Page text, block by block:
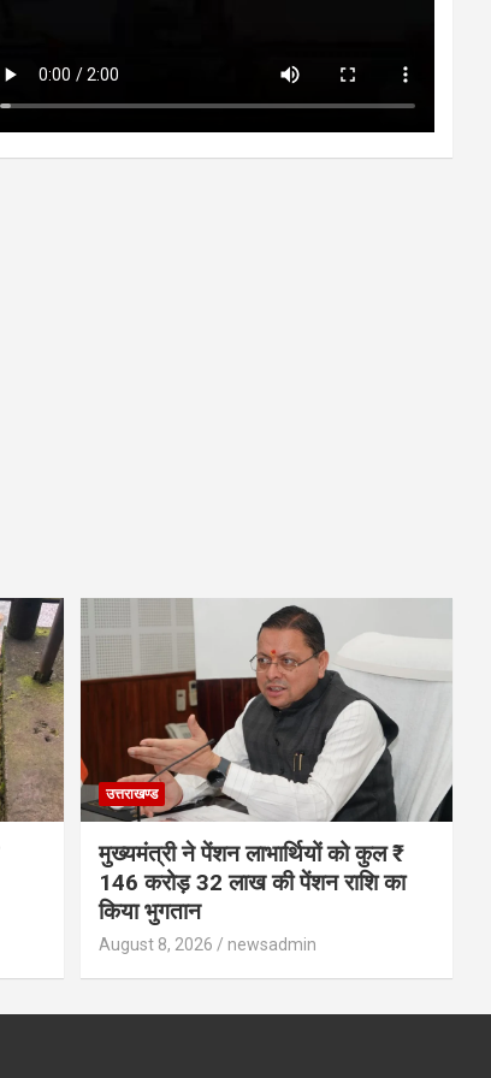
उत्तराखण्ड
मुख्यमंत्री ने पेंशन लाभार्थियों को कुल ₹
146 करोड़ 32 लाख की पेंशन राशि का
किया भुगतान
August 8, 2026 newsadmin